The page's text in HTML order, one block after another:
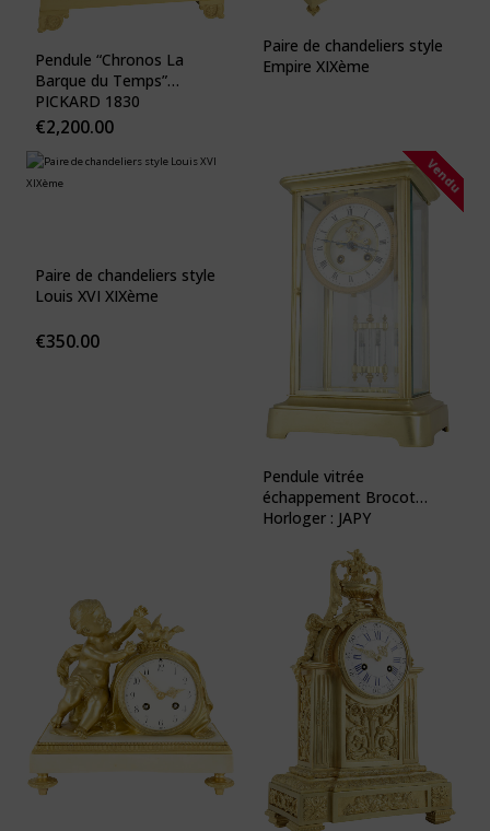
Pendule “Chronos La
Barque du Temps”
PICKARD 1830
€2,200.00
Paire de chandeliers style
Empire XIXème
Paire de chandeliers style
Louis XVI XIXème
€350.00
Vendu
Pendule vitrée
échappement Brocot
Horloger : JAPY